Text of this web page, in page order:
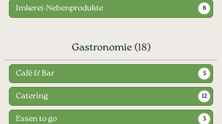
Imkerei-Nebenprodukte 8
Gastronomie (18)
Café & Bar 5
Catering 12
Essen to go 3